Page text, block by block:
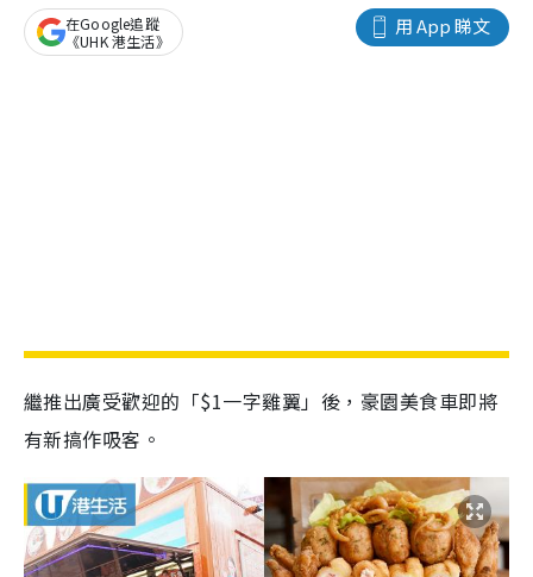
用 App 睇文
在Google追蹤
《UHK 港生活》
繼推出廣受歡迎的「$1一字雞翼」後，豪園美食車即將
有新搞作吸客。